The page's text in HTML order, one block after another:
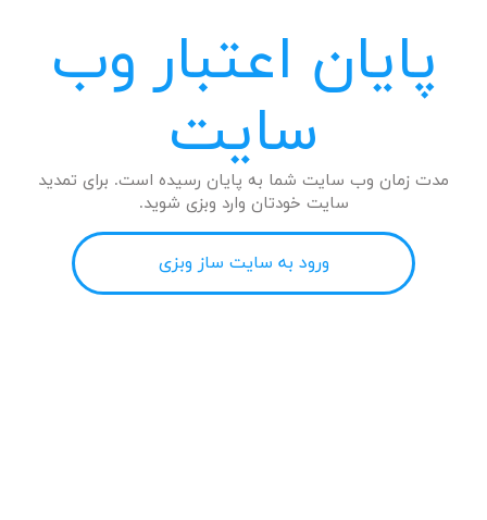
پایان اعتبار وب
سایت
مدت زمان وب سایت شما به پایان رسیده است. برای تمدید
سایت خودتان وارد وبزی شوید.
ورود به سایت ساز وبزی